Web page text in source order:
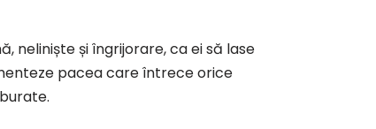
neliniște și îngrijorare, ca ei să lase
pacea care întrece orice